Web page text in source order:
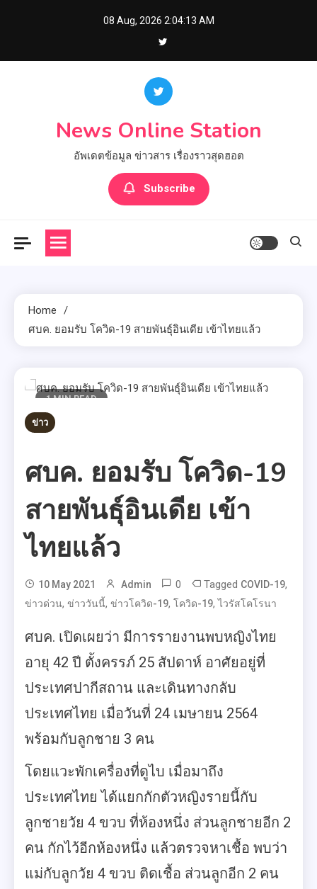
08 Aug, 2026 2:04:14 AM
News Online Station
อัพเดตข้อมูล ข่าวสาร เรื่องราวสุดฮอต
Subscribe
Home
ศบค. ยอมรับ โควิด-19 สายพันธุ์อินเดีย เข้าไทยแล้ว
1 MIN READ
ข่าว
ศบค. ยอมรับ โควิด-19
สายพันธุ์อินเดีย เข้า
ไทยแล้ว
10 May 2021 Admin 0 Tagged COVID-19,
ข่าวด่วน, ข่าววันนี้, ข่าวโควิด-19, โควิด-19,ไวรัสโคโรนา
ศบค. เปิดเผยว่า มีการรายงานพบหญิงไทย
อายุ 42 ปี ตั้งครรภ์ 25 สัปดาห์ อาศัยอยู่ที่
ประเทศปากีสถาน และเดินทางกลับ
ประเทศไทย เมื่อวันที่ 24 เมษายน 2564
พร้อมกับลูกชาย 3 คน
โดยแวะพักเครื่องที่ดูไบ เมื่อมาถึง
ประเทศไทย ได้แยกกักตัวหญิงรายนี้กับ
ลูกชายวัย 4 ขวบ ที่ห้องหนึ่ง ส่วนลูกชายอีก 2
คน กักไว้อีกห้องหนึ่ง แล้วตรวจหาเชื้อ พบว่า
แม่กับลูกวัย 4 ขวบ ติดเชื้อ ส่วนลูกอีก 2 คน